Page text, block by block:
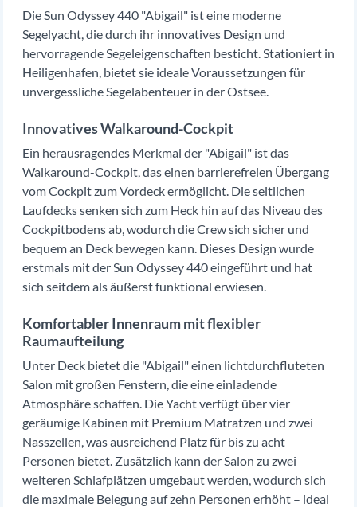
Die Sun Odyssey 440 "Abigail" ist eine moderne
Segelyacht, die durch ihr innovatives Design und
hervorragende Segeleigenschaften besticht. Stationiert in
Heiligenhafen, bietet sie ideale Voraussetzungen für
unvergessliche Segelabenteuer in der Ostsee.
Innovatives Walkaround-Cockpit
Ein herausragendes Merkmal der "Abigail" ist das
Walkaround-Cockpit, das einen barrierefreien Übergang
vom Cockpit zum Vordeck ermöglicht. Die seitlichen
Laufdecks senken sich zum Heck hin auf das Niveau des
Cockpitbodens ab, wodurch die Crew sich sicher und
bequem an Deck bewegen kann. Dieses Design wurde
erstmals mit der Sun Odyssey 440 eingeführt und hat
sich seitdem als äußerst funktional erwiesen.
Komfortabler Innenraum mit flexibler
Raumaufteilung
Unter Deck bietet die "Abigail" einen lichtdurchfluteten
Salon mit großen Fenstern, die eine einladende
Atmosphäre schaffen. Die Yacht verfügt über vier
geräumige Kabinen mit Premium Matratzen und zwei
Nasszellen, was ausreichend Platz für bis zu acht
Personen bietet. Zusätzlich kann der Salon zu zwei
weiteren Schlafplätzen umgebaut werden, wodurch sich
die maximale Belegung auf zehn Personen erhöht – ideal